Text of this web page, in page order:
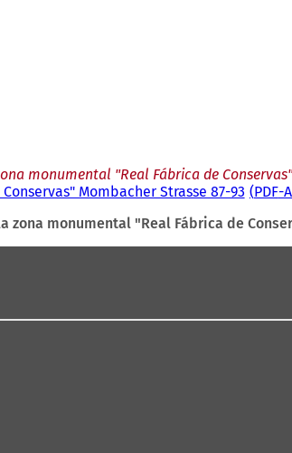
monumental "Real Fábrica de
Mombacher Strasse 87-93 PDF-
zona monumental "Real Fábrica de